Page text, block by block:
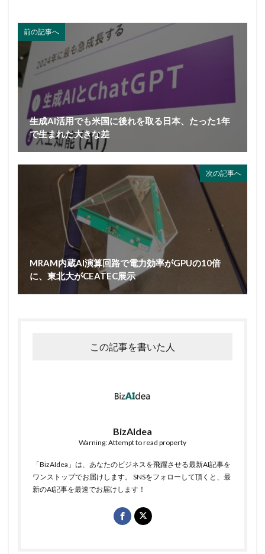
前の記事へ
生成AI活用でも米国に後れを取る日本、たった1年
で生まれた大きな差
次の記事へ
MRAM内蔵AI演算回路で電力効率がGPUの10倍
に、東北大がCEATEC展示
この記事を書いた人
BizAIdea
Warning: Attempt to read property
「BizAIdea」は、あなたのビジネスを飛躍させる最新AI記事を
ワンストップでお届けします。 SNSをフォローして頂くと、最
新のAI記事を最速でお届けします！